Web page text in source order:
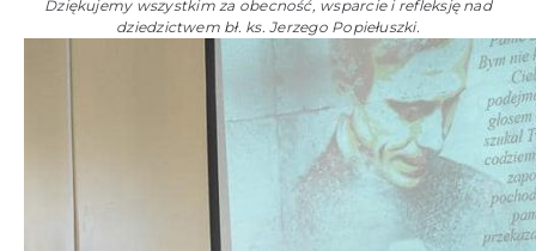
Dziękujemy wszystkim za obecność, wsparcie i refleksję nad
dziedzictwem bł. ks. Jerzego Popiełuszki.